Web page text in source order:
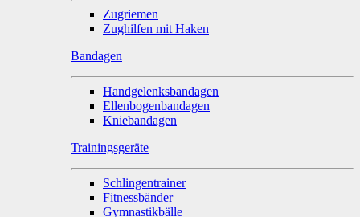
Zugriemen
Zughilfen mit Haken
Bandagen
Handgelenksbandagen
Ellenbogenbandagen
Kniebandagen
Trainingsgeräte
Schlingentrainer
Fitnessbänder
Gymnastikbälle